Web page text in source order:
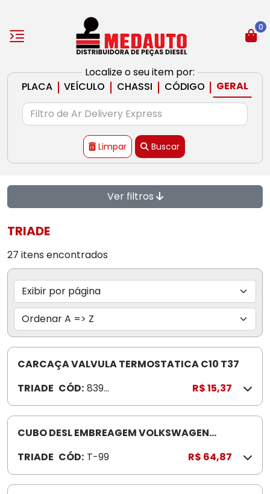
Localize o seu item por:
PLACA | VEÍCULO | CHASSI | CÓDIGO | GERAL
Limpar Buscar
0
Ver filtros
TRIADE
27 itens encontrados
CARCAÇA VALVULA TERMOSTATICA C10 T37
TRIADE CÓD: 8397
4
R$ 15,37
CUBO DESL EMBREAGEM VOLKSWAGEN
TRIADE CÓD: T-99 R$ 64,87